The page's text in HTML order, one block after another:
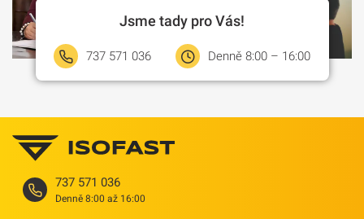
Jsme tady pro Vás!
737 571 036 Denně 8:00 – 16:00
737 571 036
Denně 8:00 až 16:00